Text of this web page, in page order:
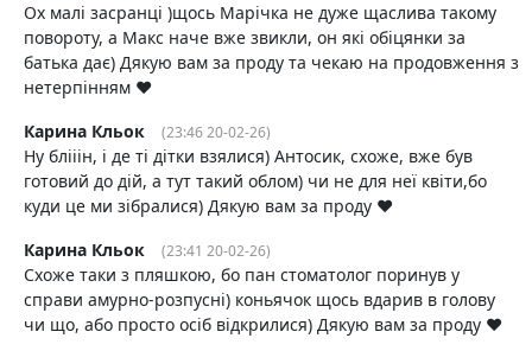
Ох малі засранці )щось Марічка не дуже щаслива такому
повороту, а Макс наче вже звикли, он які обіцянки за
батька дає) Дякую вам за проду та чекаю на продовження з
нетерпінням ♥️
Карина Кльок
(23:46 20-02-26)
Ну блііін, і де ті дітки взялися) Антосик, схоже, вже був
готовий до дій, а тут такий облом) чи не для неї квіти,бо
куди це ми зібралися) Дякую вам за проду ♥️
Карина Кльок
(23:41 20-02-26)
Схоже таки з пляшкою, бо пан стоматолог поринув у
справи амурно-розпусні) коньячок щось вдарив в голову
чи що, або просто осіб відкрилися) Дякую вам за проду ♥️